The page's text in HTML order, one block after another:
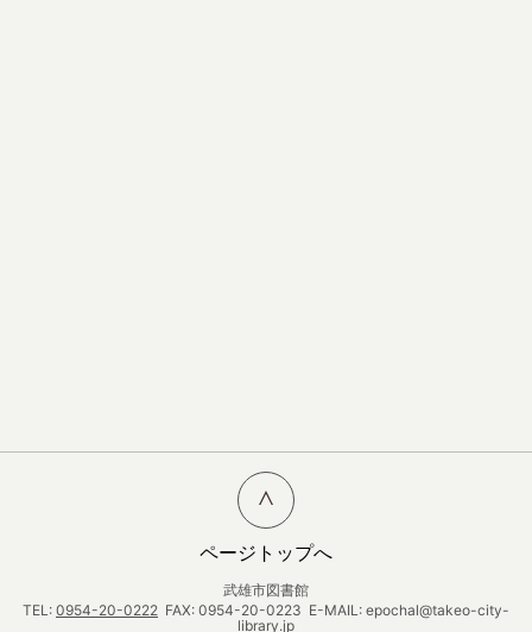
ページトップへ
武雄市図書館
TEL: 0954-20-0222 FAX: 0954-20-0223 E-MAIL: epochal@takeo-city-
library.jp